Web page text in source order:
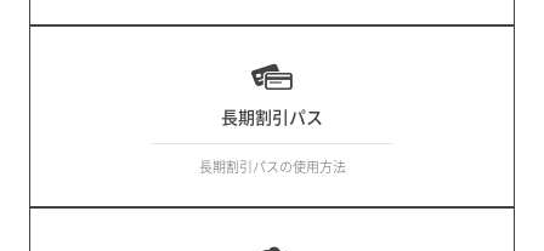
長期割引パス
長期割引パスの使用方法